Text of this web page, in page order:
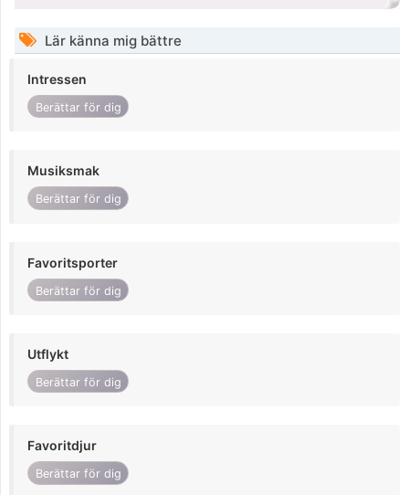
Lär känna mig bättre
Intressen
Berättar för dig
Musiksmak
Berättar för dig
Favoritsporter
Berättar för dig
Utflykt
Berättar för dig
Favoritdjur
Berättar för dig